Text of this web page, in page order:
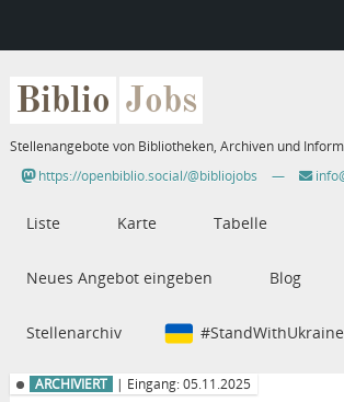
Biblio Jobs
Stellenangebote von Bibliotheken, Archiven und
https://openbiblio.social/@bibliojobs
—
Liste Karte Tabelle
Neues Angebot eingeben Blog
Stellenarchiv #StandWithUkraine
ARCHIVIERT | Eingang: 05.11.2025